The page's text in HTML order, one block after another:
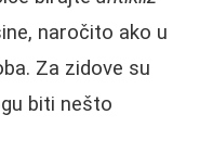
naročito ako u
Za zidove su
biti nešto